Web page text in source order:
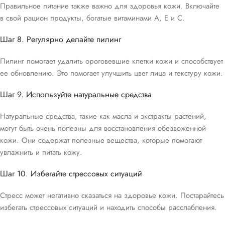
Правильное питание также важно для здоровья кожи. Включайте
в свой рацион продукты, богатые витаминами А, Е и С.
Шаг 8. Регулярно делайте пилинг
Пилинг помогает удалить ороговевшие клетки кожи и способствует
ее обновлению. Это помогает улучшить цвет лица и текстуру кожи.
Шаг 9. Используйте натуральные средства
Натуральные средства, такие как масла и экстракты растений,
могут быть очень полезны для восстановления обезвоженной
кожи. Они содержат полезные вещества, которые помогают
увлажнить и питать кожу.
Шаг 10. Избегайте стрессовых ситуаций
Стресс может негативно сказаться на здоровье кожи. Постарайтесь
избегать стрессовых ситуаций и находить способы расслабления.